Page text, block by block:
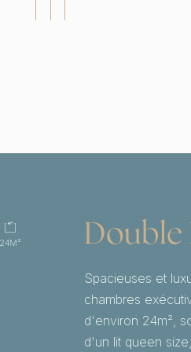
24M² Double
Spacieuses et
chambres
d'environ 24m²,
d'un lit queen